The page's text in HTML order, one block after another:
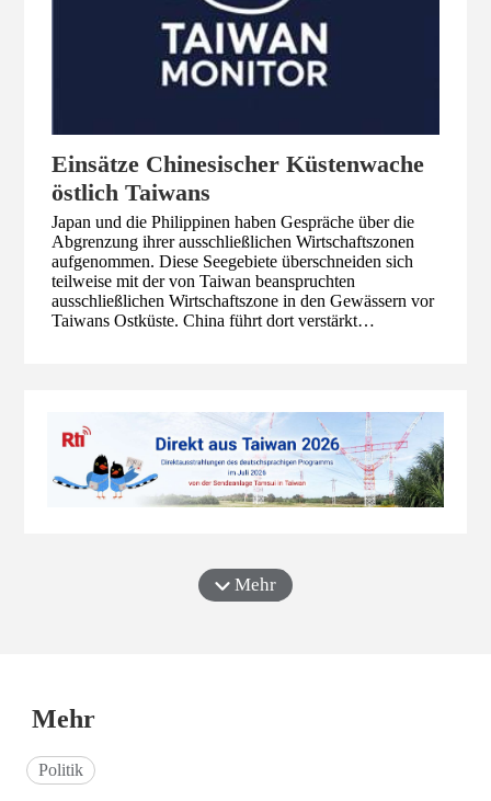
Einsätze Chinesischer Küstenwache
östlich Taiwans
Japan und die Philippinen haben Gespräche über die
Abgrenzung ihrer ausschließlichen Wirtschaftszonen
aufgenommen. Diese Seegebiete überschneiden sich
teilweise mit der von Taiwan beanspruchten
ausschließlichen Wirtschaftszone in den Gewässern vor
Taiwans Ostküste. China führt dort verstärkt
Mehr
Mehr
Politik